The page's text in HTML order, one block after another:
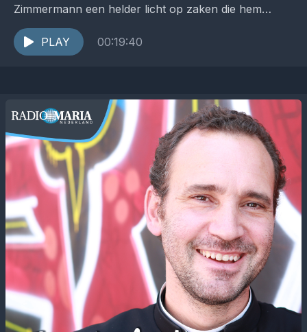
Zimmermann een helder licht op zaken die hem
raken in de Kerk, het pastoraat en de samenleving....
PLAY
00:19:40